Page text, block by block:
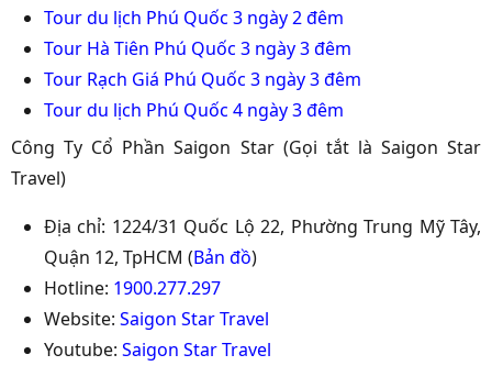
Tour du lịch Phú Quốc 3 ngày 2 đêm
Tour Hà Tiên Phú Quốc 3 ngày 3 đêm
Tour Rạch Giá Phú Quốc 3 ngày 3 đêm
Tour du lịch Phú Quốc 4 ngày 3 đêm
Công Ty Cổ Phần Saigon Star (Gọi tắt là Saigon Star
Travel)
Địa chỉ: 1224/31 Quốc Lộ 22, Phường Trung Mỹ Tây,
Quận 12, TpHCM (Bản đồ)
Hotline: 1900.277.297
Website: Saigon Star Travel
Youtube: Saigon Star Travel